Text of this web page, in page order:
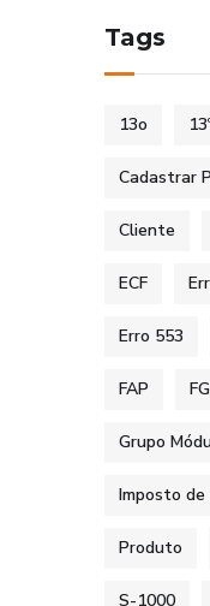
Tags
13o
Cadastrar
Cliente
ECF
Erro 553
FAP
Grupo
Imposto de
Produto
S-1000